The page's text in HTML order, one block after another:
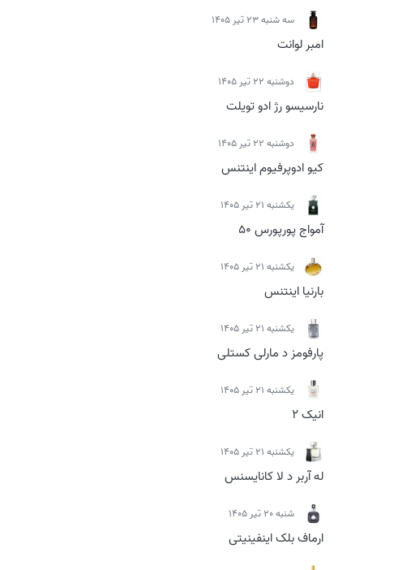
سه شنبه 23 تیر 1405
امبر لوانت
دوشنبه 22 تیر 1405
نارسیسو رژ ادو تویلت
دوشنبه 22 تیر 1405
کیو ادوپرفیوم اینتنس
يكشنبه 21 تیر 1405
آمواج پورپورس 50
يكشنبه 21 تیر 1405
بارنیا اینتنس
يكشنبه 21 تیر 1405
پارفومز د مارلی کستلی
يكشنبه 21 تیر 1405
انیک 2
يكشنبه 21 تیر 1405
له آربر د لا کانایسنس
شنبه 20 تیر 1405
ارماف بلک اینفینیتی